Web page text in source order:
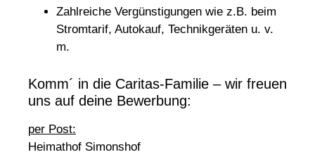
Zahlreiche Vergünstigungen wie z.B. beim
Stromtarif, Autokauf, Technikgeräten u. v.
m.
Komm´ in die Caritas-Familie – wir freuen
uns auf deine Bewerbung:
per Post:
Heimathof Simonshof